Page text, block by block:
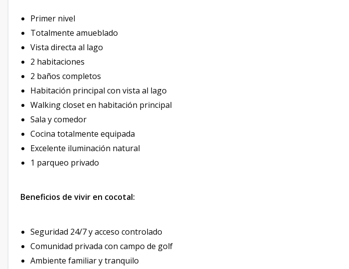
Primer nivel
Totalmente amueblado
Vista directa al lago
2 habitaciones
2 baños completos
Habitación principal con vista al lago
Walking closet en habitación principal
Sala y comedor
Cocina totalmente equipada
Excelente iluminación natural
1 parqueo privado
Beneficios de vivir en cocotal:
Seguridad 24/7 y acceso controlado
Comunidad privada con campo de golf
Ambiente familiar y tranquilo